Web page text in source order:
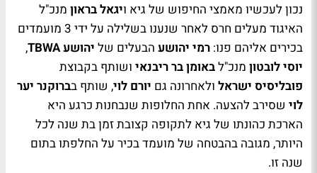
נכון לעכשיו מאמצי החיפוש של גיא ויגאל בראון מנכ"ל
האיגוד מעלים חרס לאחר שנענו בשלילה על ידי 3 מועמדים
בכירים אליהם פנו: רמי יהושע הבעלים של יהושע TBWA
,
יוסי לובטון מנכ"לבאומן בר ריבנאי ושותף בקבוצת
פובליסיס ישראל ולאחרונה גם יורם לוי, שותף בברוקנר יער
לוי שסירב להצעה. אחת החלופות שנבחנות כרגע היא
הארכת כהונתו של גיא לתקופה קצובת זמן בת שנה לכל
היותר, מגובה בהבטחה של מועמד בכיר על החלפתו בתום
שנה זו.